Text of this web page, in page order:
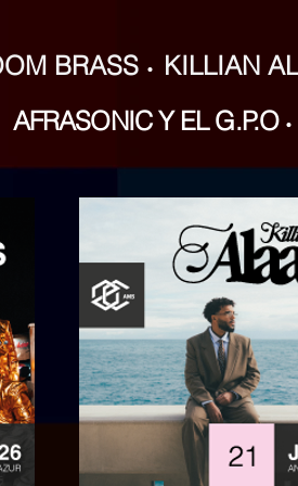
BRASS • KILLIAN
AFRASONIC Y EL G.P.O •